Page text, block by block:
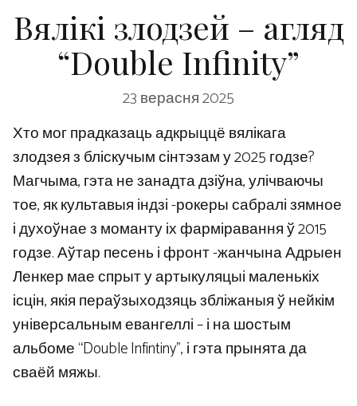
Вялікі злодзей – агляд
“Double Infinity”
23 верасня 2025
Хто мог прадказаць адкрыццё вялікага
злодзея з бліскучым сінтэзам у 2025 годзе?
Магчыма, гэта не занадта дзіўна, улічваючы
тое, як культавыя індзі -рокеры сабралі зямное
і духоўнае з моманту іх фарміравання ў 2015
годзе. Аўтар песень і фронт -жанчына Адрыен
Ленкер мае спрыт у артыкуляцыі маленькіх
ісцін, якія пераўзыходзяць збліжаныя ў нейкім
універсальным евангеллі – і на шостым
альбоме “Double Infintiny”, і гэта прынята да
сваёй мяжы.